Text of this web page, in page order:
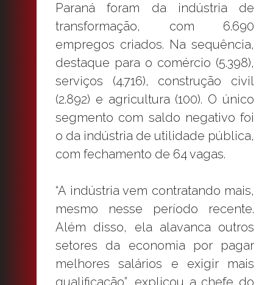
Paraná foram da indústria de
transformação, com 6.690
empregos criados. Na sequência,
destaque para o comércio (5.398),
serviços (4.716), construção civil
(2.892) e agricultura (100). O único
segmento com saldo negativo foi
o da indústria de utilidade pública,
com fechamento de 64 vagas.
“A indústria vem contratando mais,
mesmo nesse período recente.
Além disso, ela alavanca outros
setores da economia por pagar
melhores salários e exigir mais